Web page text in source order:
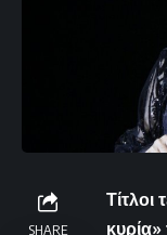
SHARE
Τίτλοι